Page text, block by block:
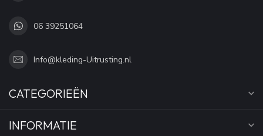
06 39251064
Info@kleding-Uitrusting.nl
CATEGORIEËN
INFORMATIE